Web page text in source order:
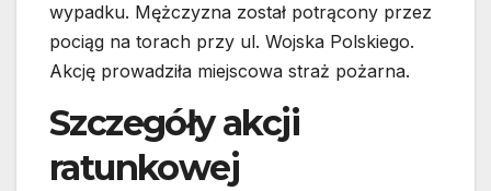
wypadku. Mężczyzna został potrącony przez
pociąg na torach przy ul. Wojska Polskiego.
Akcję prowadziła miejscowa straż pożarna.
Szczegóły akcji
ratunkowej